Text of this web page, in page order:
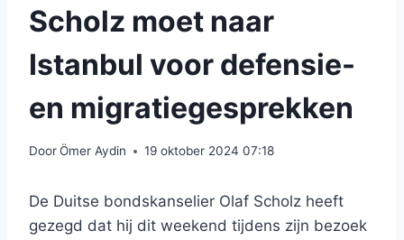
Scholz moet naar
Istanbul voor defensie-
en migratiegesprekken
DoorÖmer Aydin 19 oktober 2024 07:18
De Duitse bondskanselier Olaf Scholz heeft
gezegd dat hij dit weekend tijdens zijn bezoek